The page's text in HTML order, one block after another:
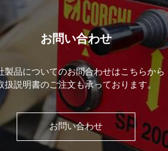
お問い合わせ
製品についてのお問合わせはこちらから
扱説明書のご注文も承っております。
お問い合わせ